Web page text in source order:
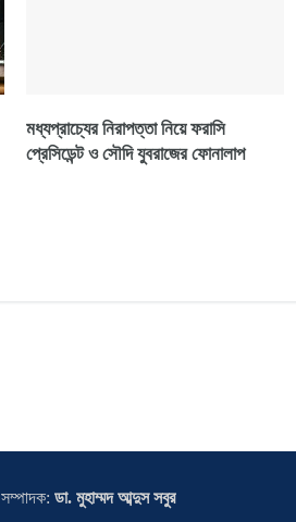
মধ্যপ্রাচ্যের নিরাপত্তা নিয়ে ফরাসি
প্রেসিডেন্ট ও সৌদি যুবরাজের ফোনালাপ
সম্পাদক: ডা. মুহাম্মদ আব্দুস সবুর